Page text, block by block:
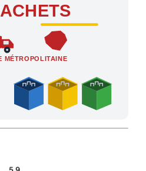
MÉTROPOLITAINE
en France métropolitaine